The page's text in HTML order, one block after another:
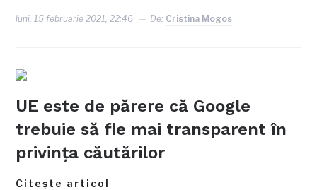
luni, 15 februarie 2021, 22:46 De: Cristina Mogos
UE este de părere că Google
trebuie să fie mai transparent în
privința căutărilor
Citește articol